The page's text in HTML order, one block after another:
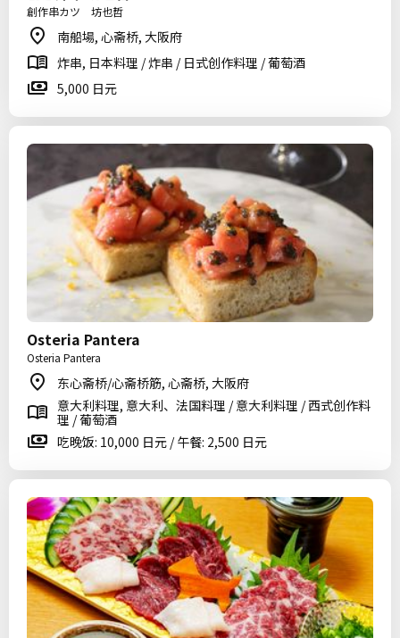
創作串カツ 坊也哲
南船場, 心斋桥, 大阪府
炸串, 日本料理 / 炸串 / 日式创作料理 / 葡萄酒
5,000 日元
Osteria Pantera
Osteria Pantera
东心斋桥/心斋桥筋, 心斋桥, 大阪府
意大利料理, 意大利、法国料理 / 意大利料理 / 西式创作料
理 / 葡萄酒
吃晚饭: 10,000 日元 / 午餐: 2,500 日元